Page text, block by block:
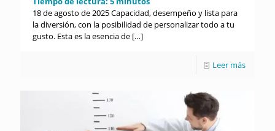
18 de agosto de 2025 Capacidad, desempeño y lista para
la diversión, con la posibilidad de personalizar todo a tu
gusto. Esta es la esencia de […]
Leer más